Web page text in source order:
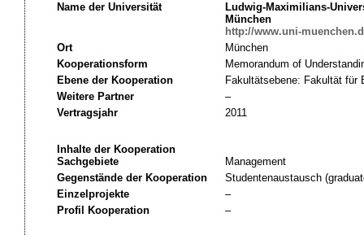
Name der Universität
Ludwig-Maximilians-
München
http://www.uni-
Ort
München
Kooperationsform
Memorandum of
Ebene der Kooperation
Fakultätsebene: Fakultät für
Weitere Partner
–
Vertragsjahr
2011
Inhalte der Kooperation
Sachgebiete
Management
Gegenstände der Kooperation
Studentenaustausch
Einzelprojekte
–
Profil Kooperation
–